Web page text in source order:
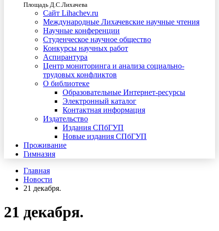
Площадь Д.С.Лихачева
Сайт Lihachev.ru
Международные Лихачевские научные чтения
Научные конференции
Студенческое научное общество
Конкурсы научных работ
Аспирантура
Центр мониторинга и анализа социально-
трудовых конфликтов
О библиотеке
Образовательные Интернет-ресурсы
Электронный каталог
Контактная информация
Издательство
Издания СПбГУП
Новые издания СПбГУП
Проживание
Гимназия
Главная
Новости
21 декабря.
21 декабря.